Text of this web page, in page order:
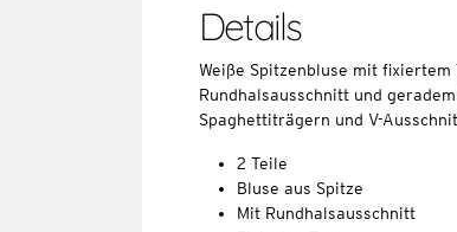
Details
Weiße Spitzenbluse mit fixiertem
Rundhalsausschnitt und
Spaghettiträgern und V-
2 Teile
Bluse aus Spitze
Mit Rundhalsausschnitt